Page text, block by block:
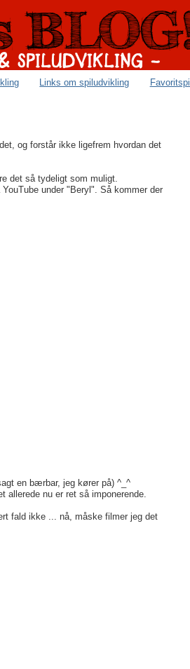
Links om spiludvikling Favoritspil
og forstår ikke ligefrem hvordan det
det så tydeligt som muligt.
under "Beryl". Så kommer der
en bærbar, jeg kører på) ^_^
allerede nu er ret så imponerende.
fald ikke ... nå, måske filmer jeg det